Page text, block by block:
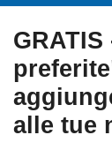
alle tue